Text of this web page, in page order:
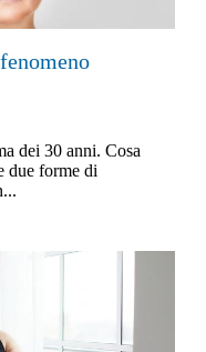
dei 30 anni. Cosa
due forme di